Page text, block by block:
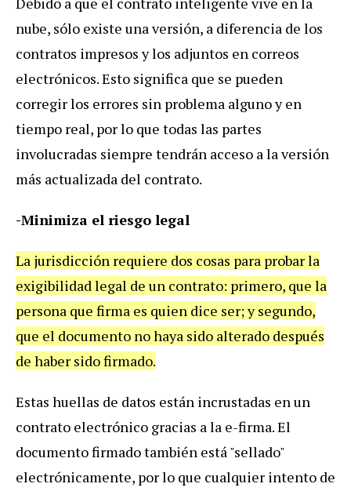
nube, sólo existe una versión, a diferencia de los
contratos impresos y los adjuntos en correos
electrónicos. Esto significa que se pueden
corregir los errores sin problema alguno y en
tiempo real, por lo que todas las partes
involucradas siempre tendrán acceso a la versión
más actualizada del contrato.
-Minimiza el riesgo legal
La jurisdicción requiere dos cosas para probar la
exigibilidad legal de un contrato: primero, que la
persona que firma es quien dice ser; y segundo,
que el documento no haya sido alterado después
de haber sido firmado.
Estas huellas de datos están incrustadas en un
contrato electrónico gracias a la e-firma. El
documento firmado también está "sellado"
electrónicamente, por lo que cualquier intento de